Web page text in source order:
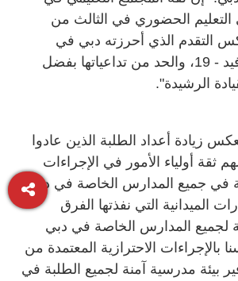
التعليم الحضوري في الثالث من
التقدم الذي أحرزته دبي في
مواجهة جائحة كوفيد - 19، والحد من تداعياتها بفضل
الرشيدة".
زيادة أعداد الطلبة الذين عادوا
ثقة أولياء الأمور في الإجراءات
في جميع المدارس الخاصة في دبي،
الميدانية التي نفذتها الفرق
لجميع المدارس الخاصة في دبي
بالإجراءات الاحترازية المعتمدة من
بيئة مدرسية آمنة لجميع الطلبة في